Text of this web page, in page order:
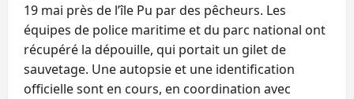
19 mai près de l’île Pu par des pêcheurs. Les
équipes de police maritime et du parc national ont
récupéré la dépouille, qui portait un gilet de
sauvetage. Une autopsie et une identification
officielle sont en cours, en coordination avec